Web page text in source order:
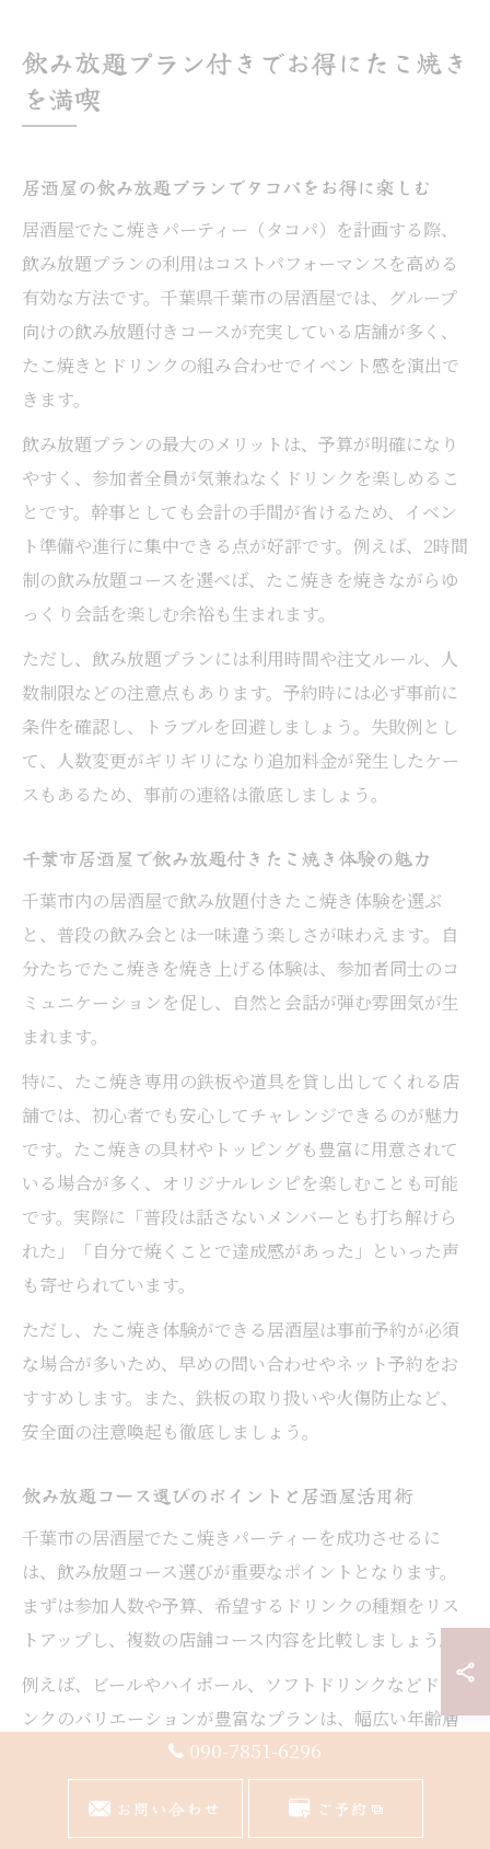
飲み放題プラン付きでお得にたこ焼き
を満喫
居酒屋の飲み放題プランでタコパをお得に楽しむ
居酒屋でたこ焼きパーティー（タコパ）を計画する際、
飲み放題プランの利用はコストパフォーマンスを高める
有効な方法です。千葉県千葉市の居酒屋では、グループ
向けの飲み放題付きコースが充実している店舗が多く、
たこ焼きとドリンクの組み合わせでイベント感を演出で
きます。
飲み放題プランの最大のメリットは、予算が明確になり
やすく、参加者全員が気兼ねなくドリンクを楽しめるこ
とです。幹事としても会計の手間が省けるため、イベン
ト準備や進行に集中できる点が好評です。例えば、2時間
制の飲み放題コースを選べば、たこ焼きを焼きながらゆ
っくり会話を楽しむ余裕も生まれます。
ただし、飲み放題プランには利用時間や注文ルール、人
数制限などの注意点もあります。予約時には必ず事前に
条件を確認し、トラブルを回避しましょう。失敗例とし
て、人数変更がギリギリになり追加料金が発生したケー
スもあるため、事前の連絡は徹底しましょう。
千葉市居酒屋で飲み放題付きたこ焼き体験の魅力
千葉市内の居酒屋で飲み放題付きたこ焼き体験を選ぶ
と、普段の飲み会とは一味違う楽しさが味わえます。自
分たちでたこ焼きを焼き上げる体験は、参加者同士のコ
ミュニケーションを促し、自然と会話が弾む雰囲気が生
まれます。
特に、たこ焼き専用の鉄板や道具を貸し出してくれる店
舗では、初心者でも安心してチャレンジできるのが魅力
です。たこ焼きの具材やトッピングも豊富に用意されて
いる場合が多く、オリジナルレシピを楽しむことも可能
です。実際に「普段は話さないメンバーとも打ち解けら
れた」「自分で焼くことで達成感があった」といった声
も寄せられています。
ただし、たこ焼き体験ができる居酒屋は事前予約が必須
な場合が多いため、早めの問い合わせやネット予約をお
すすめします。また、鉄板の取り扱いや火傷防止など、
安全面の注意喚起も徹底しましょう。
飲み放題コース選びのポイントと居酒屋活用術
千葉市の居酒屋でたこ焼きパーティーを成功させるに
は、飲み放題コース選びが重要なポイントとなります。
まずは参加人数や予算、希望するドリンクの種類をリス
トアップし、複数の店舗コース内容を比較しましょう。
例えば、ビールやハイボール、ソフトドリンクなどドリ
ンクのバリエーションが豊富なプランは、幅広い年齢層
や好みに対応できるためおすすめです。また、たこ焼き
以外にもお好み焼きやもんじゃ焼きなど、追加メニュー
が選べるコースも人気です。予約時には貸切や個室対応
090-7851-6296
お問い合わせ ご予約